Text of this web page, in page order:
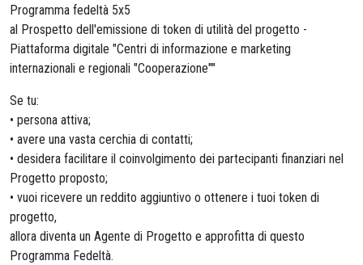
Programma fedeltà 5x5
al Prospetto dell'emissione di token di utilità del progetto -
Piattaforma digitale "Centri di informazione e marketing
internazionali e regionali "Cooperazione""
Se tu:
• persona attiva;
• avere una vasta cerchia di contatti;
• desidera facilitare il coinvolgimento dei partecipanti finanziari nel
Progetto proposto;
• vuoi ricevere un reddito aggiuntivo o ottenere i tuoi token di
progetto,
allora diventa un Agente di Progetto e approfitta di questo
Programma Fedeltà.